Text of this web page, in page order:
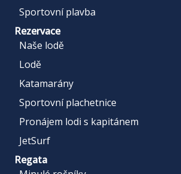
Sportovní plavba
Rezervace
Naše lodě
Lodě
Katamarány
Sportovní plachetnice
Pronájem lodi s kapitánem
JetSurf
Regata